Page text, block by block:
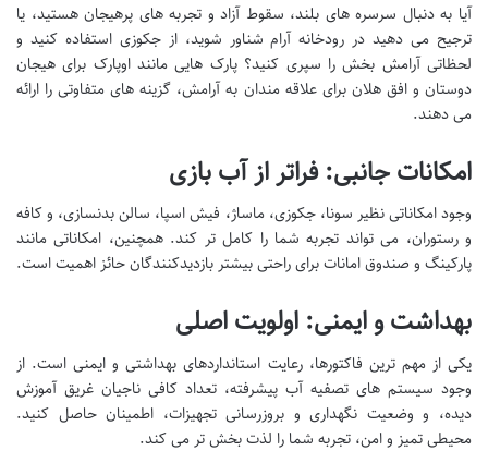
آیا به دنبال سرسره های بلند، سقوط آزاد و تجربه های پرهیجان هستید، یا
ترجیح می دهید در رودخانه آرام شناور شوید، از جکوزی استفاده کنید و
لحظاتی آرامش بخش را سپری کنید؟ پارک هایی مانند اوپارک برای هیجان
دوستان و افق هلان برای علاقه مندان به آرامش، گزینه های متفاوتی را ارائه
می دهند.
امکانات جانبی: فراتر از آب بازی
وجود امکاناتی نظیر سونا، جکوزی، ماساژ، فیش اسپا، سالن بدنسازی، و کافه
و رستوران، می تواند تجربه شما را کامل تر کند. همچنین، امکاناتی مانند
پارکینگ و صندوق امانات برای راحتی بیشتر بازدیدکنندگان حائز اهمیت است.
بهداشت و ایمنی: اولویت اصلی
یکی از مهم ترین فاکتورها، رعایت استانداردهای بهداشتی و ایمنی است. از
وجود سیستم های تصفیه آب پیشرفته، تعداد کافی ناجیان غریق آموزش
دیده، و وضعیت نگهداری و بروزرسانی تجهیزات، اطمینان حاصل کنید.
محیطی تمیز و امن، تجربه شما را لذت بخش تر می کند.